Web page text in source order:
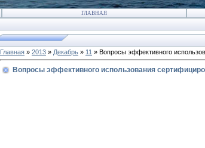
ГЛАВНАЯ
Главная » 2013 » Декабрь » 11 » Вопросы эффективного
Вопросы эффективного использования